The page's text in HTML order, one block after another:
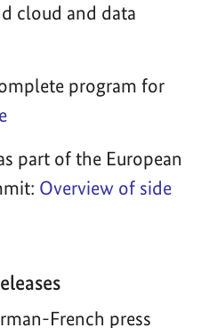
cloud and data
program for
part of the European
Overview of side
French press